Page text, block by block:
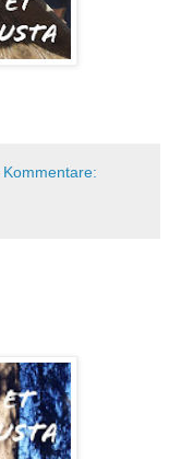
Kommentare: